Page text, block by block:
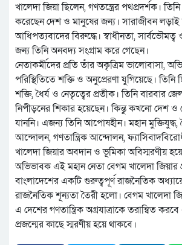
খালেদা জিয়া ছিলেন, গণতন্ত্রের পথপ্রদর্শক।
করেছেন দেশ ও মানুষের জন্য। সারাজীবন লড়াই
আধিপত্যবাদের বিরুদ্ধে। স্বাধীনতা, সার্বভৌমত্ব ও
জন্য তিনি অনবদ্য সংগ্রাম করে গেছেন।
নেতাকর্মীদের প্রতি তাঁর অকৃত্রিম ভালোবাসা,
পরিস্থিতিতে শক্তি ও অনুপ্রেরণা যুগিয়েছে। তিনি
শক্তি, ধৈর্য ও নেতৃত্বের প্রতীক। তিনি বারবার
নিপীড়নের শিকার হয়েছেন। কিন্তু কখনো দেশ ও
যাননি। এজন্য তিনি আপোষহীন। মহান মুক্তিযুদ্ধ,
আন্দোলন, গণতান্ত্রিক আন্দোলন,
খালেদা জিয়ার অবদান ও ভূমিকা অবিস্মরণীয়
অভিভাবক এই মহান নেতা বেগম খালেদা জিয়ার
বাংলাদেশের একটি গুরুত্বপূর্ণ রাজনৈতিক
রাজনৈতিক শূন্যতা তৈরী হলো। বেগম খালেদা
এ দেশের গণতান্ত্রিক অগ্রযাত্রাকে তরান্বিত
প্রজন্মের কাছে স্মরণীয় হয়ে থাকবে।